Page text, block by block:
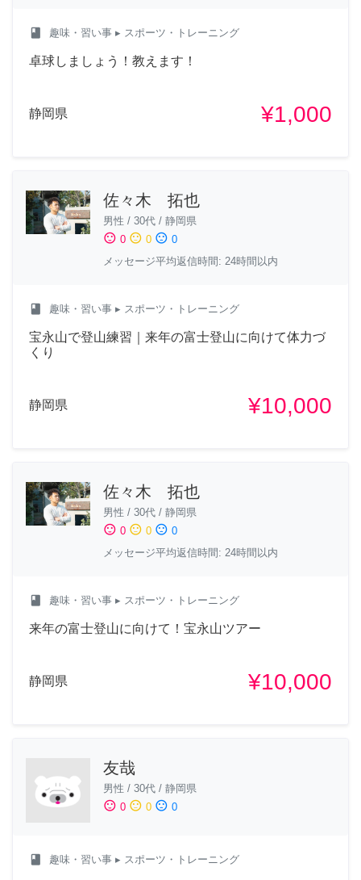
class 趣味・習い事 ▸ スポーツ・トレーニング
卓球しましょう！教えます！
静岡県 ¥1,000
佐々木 拓也
男性 / 30代 / 静岡県
sentiment_satisfied 0 sentiment_neutral 0 sentiment_dissatisfied 0
メッセージ平均返信時間: 24時間以内
class 趣味・習い事 ▸ スポーツ・トレーニング
宝永山で登山練習｜来年の富士登山に向けて体力づ
くり
静岡県 ¥10,000
佐々木 拓也
男性 / 30代 / 静岡県
sentiment_satisfied 0 sentiment_neutral 0 sentiment_dissatisfied 0
メッセージ平均返信時間: 24時間以内
class 趣味・習い事 ▸ スポーツ・トレーニング
来年の富士登山に向けて！宝永山ツアー
静岡県 ¥10,000
友哉
男性 / 30代 / 静岡県
sentiment_satisfied 0 sentiment_neutral 0 sentiment_dissatisfied 0
class 趣味・習い事 ▸ スポーツ・トレーニング